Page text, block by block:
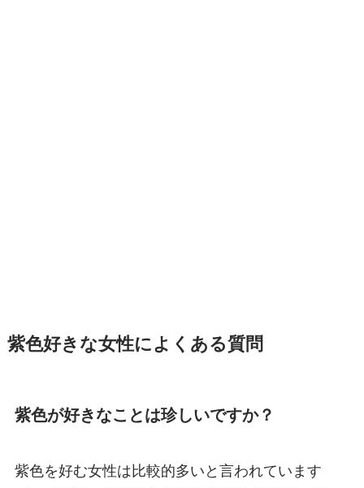
紫色好きな女性によくある質問
紫色が好きなことは珍しいですか？
紫色を好む女性は比較的多いと言われています